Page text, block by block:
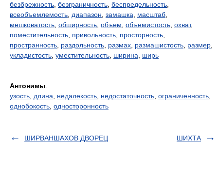
безбрежность безграничность беспредельность
всеобъемлемость диапазон замашка масштаб
мешковатость обширность объем объемистость охват,
поместительность привольность просторность
пространность раздольность размах размашистость размер
укладистость уместительность ширина ширь
Антонимы:
узость длина недалекость недостаточность ограниченность
однобокость односторонность
ШИРВАНШАХОВ ДВОРЕЦ ШИХТА